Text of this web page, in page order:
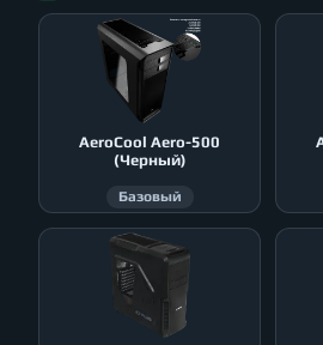
AeroСool Aero-500
(Черный)
Базовый